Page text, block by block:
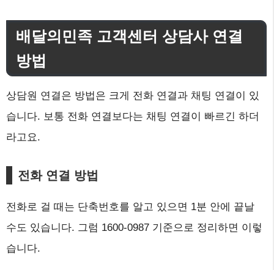
배달의민족 고객센터 상담사 연결
방법
상담원 연결은 방법은 크게 전화 연결과 채팅 연결이 있
습니다. 보통 전화 연결보다는 채팅 연결이 빠르긴 하더
라고요.
전화 연결 방법
전화로 걸 때는 단축번호를 알고 있으면 1분 안에 끝날
수도 있습니다. 그럼 1600-0987 기준으로 정리하면 이렇
습니다.